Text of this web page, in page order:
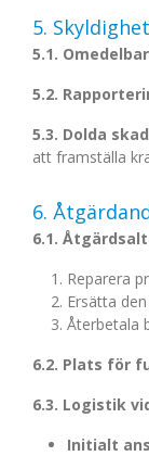
5.
5.1.
5.2.
5.3. Dolda
att framställa
6.
6.1.
Reparera
Ersätta
Återbetala
6.2. Plats för
6.3. Logistik
Initialt